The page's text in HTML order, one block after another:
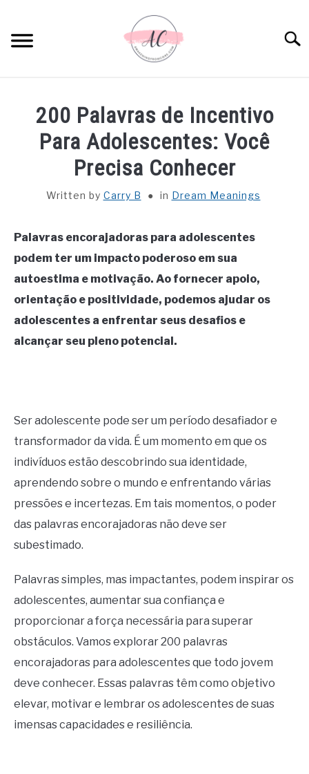
content
SPIRITUAL MEANINGS
DREAM MEANINGS
ASTROLOGY
200 Palavras de Incentivo
Para Adolescentes: Você
Precisa Conhecer
Written by Carry B in Dream Meanings
Palavras encorajadoras para adolescentes
podem ter um impacto poderoso em sua
autoestima e motivação. Ao fornecer apoio,
orientação e positividade, podemos ajudar os
adolescentes a enfrentar seus desafios e
alcançar seu pleno potencial.
Ser adolescente pode ser um período desafiador e
transformador da vida. É um momento em que os
indivíduos estão descobrindo sua identidade,
aprendendo sobre o mundo e enfrentando várias
pressões e incertezas. Em tais momentos, o poder
das palavras encorajadoras não deve ser
subestimado.
Palavras simples, mas impactantes, podem inspirar os
adolescentes, aumentar sua confiança e
proporcionar a força necessária para superar
obstáculos. Vamos explorar 200 palavras
encorajadoras para adolescentes que todo jovem
deve conhecer. Essas palavras têm como objetivo
elevar, motivar e lembrar os adolescentes de suas
imensas capacidades e resiliência.